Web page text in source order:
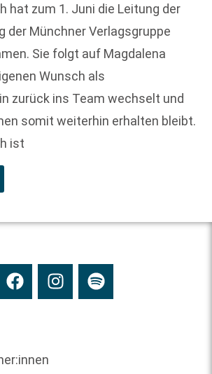
hat zum 1. Juni die Leitung der
der Münchner Verlagsgruppe
Sie folgt auf Magdalena
Wunsch als
zurück ins Team wechselt und
somit weiterhin erhalten bleibt.
ist